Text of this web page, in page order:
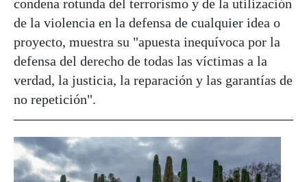
condena rotunda del terrorismo y de la utilización
de la violencia en la defensa de cualquier idea o
proyecto, muestra su "apuesta inequívoca por la
defensa del derecho de todas las víctimas a la
verdad, la justicia, la reparación y las garantías de
no repetición".